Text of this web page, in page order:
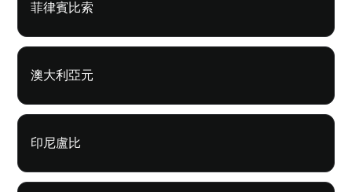
菲律賓比索
澳大利亞元
印尼盧比